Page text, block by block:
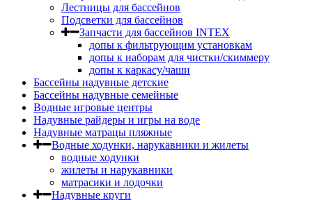
Лестницы для бассейнов
Подсветки для бассейнов
Запчасти для бассейнов INTEX
допы к фильтрующим установкам
допы к наборам для чистки/скиммеру
допы к каркасу/чаши
Бассейны надувные детские
Бассейны надувные семейные
Водные игровые центры
Надувные райдеры и игры на воде
Надувные матрацы пляжные
Водные ходунки, нарукавники и жилеты
водные ходунки
жилеты и нарукавники
матрасики и лодочки
Надувные круги